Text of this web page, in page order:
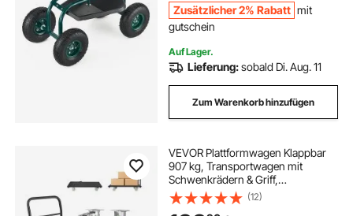
Zusätzlicher 2% Rabatt mit
gutschein
Auf Lager.
Lieferung:sobald Di. Aug. 11
Zum Warenkorb hinzufügen
VEVOR Plattformwagen Klappbar
907 kg, Transportwagen mit
Schwenkrädern & Griff,
Lagerwagen, für Gepäcktransporte,
1220x610x815 mm Rollwagen,
(12)